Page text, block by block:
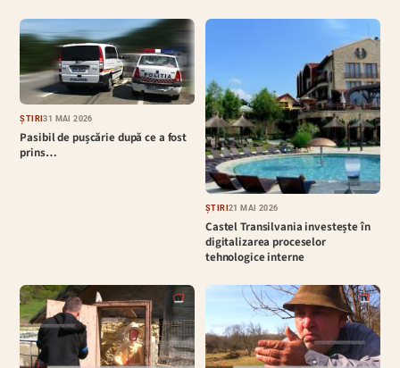
ȘTIRI31 MAI 2026
Pasibil de pușcărie după ce a fost
prins…
ȘTIRI21 MAI 2026
Castel Transilvania investește în
digitalizarea proceselor
tehnologice interne